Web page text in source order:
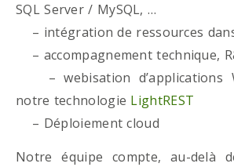
SQL Server / MySQL, …
– intégration de ressources
– accompagnement technique,
– webisation d’applications
notre technologie LightREST
– Déploiement cloud
Notre équipe compte, au-delà